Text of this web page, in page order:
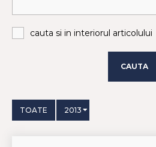
cauta si in interiorul articolului
CAUTA
TOATE 2013